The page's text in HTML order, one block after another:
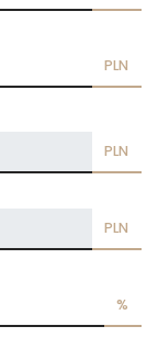
PLN
PLN
PLN
%